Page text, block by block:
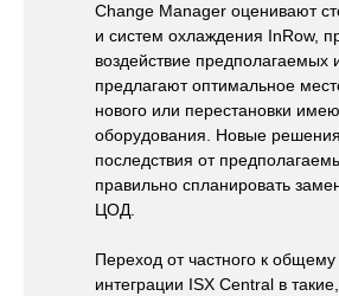
Change Manager оценивают
и систем охлаждения InRow,
воздействие предполагаемых
предлагают оптимальное
нового или перестановки
оборудования. Новые
последствия от
правильно спланировать
ЦОД.
Переход от частного к
интеграции ISX Central в